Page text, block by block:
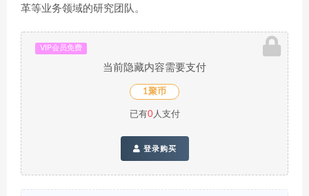
革等业务领域的研究团队。
VIP会员免费
当前隐藏内容需要支付
1聚币
已有0人支付
登录购买